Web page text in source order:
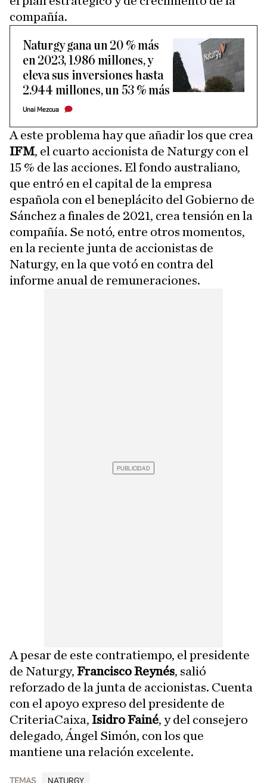
compañía.
Naturgy gana un 20 % más
en 2023, 1.986 millones, y
eleva sus inversiones hasta
2.944 millones, un 53 % más
Unai Mezcua
A este problema hay que añadir los que crea
IFM, el cuarto accionista de Naturgy con el
15 % de las acciones. El fondo australiano,
que entró en el capital de la empresa
española con el beneplácito del Gobierno de
Sánchez a finales de 2021, crea tensión en la
compañía. Se notó, entre otros momentos,
en la reciente junta de accionistas de
Naturgy, en la que votó en contra del
informe anual de remuneraciones.
A pesar de este contratiempo, el presidente
de Naturgy, Francisco Reynés, salió
reforzado de la junta de accionistas. Cuenta
con el apoyo expreso del presidente de
CriteriaCaixa, Isidro Fainé, y del consejero
delegado, Ángel Simón, con los que
mantiene una relación excelente.
TEMAS NATURGY